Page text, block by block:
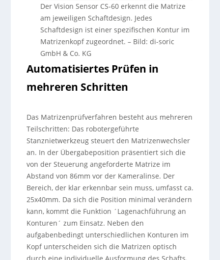
Der Vision Sensor CS-60 erkennt die Matrize
am jeweiligen Schaftdesign. Jedes
Schaftdesign ist einer spezifischen Kontur im
Matrizenkopf zugeordnet. – Bild: di-soric
GmbH & Co. KG
Automatisiertes Prüfen in
mehreren Schritten
Das Matrizenprüfverfahren besteht aus mehreren
Teilschritten: Das robotergeführte
Stanznietwerkzeug steuert den Matrizenwechsler
an. In der Übergabeposition präsentiert sich die
von der Steuerung angeforderte Matrize im
Abstand von 86mm vor der Kameralinse. Der
Bereich, der klar erkennbar sein muss, umfasst ca.
25x40mm. Da sich die Position minimal verändern
kann, kommt die Funktion ´Lagenachführung an
Konturen´ zum Einsatz. Neben den
aufgabenbedingt unterschiedlichen Konturen im
Kopf unterscheiden sich die Matrizen optisch